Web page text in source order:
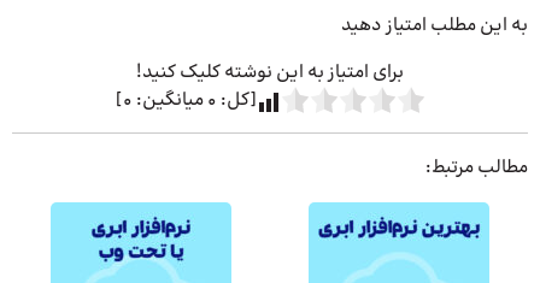
به این مطلب امتیاز دهید
برای امتیاز به این نوشته کلیک کنید!
[کل: 0میانگین: 0
]
مطالب مرتبط: